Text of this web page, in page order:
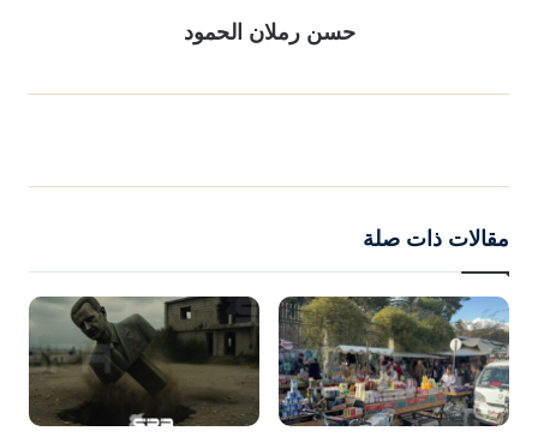
حسن رملان الحمود
مقالات ذات صلة